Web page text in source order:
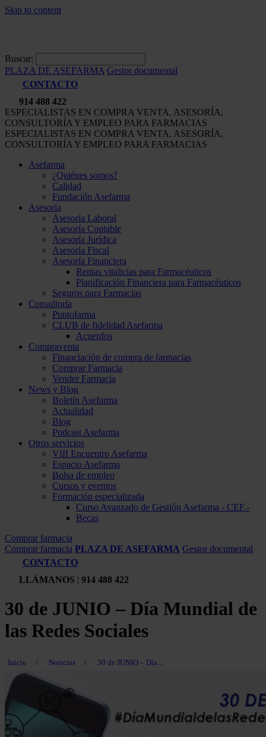
Skip to content
Buscar:
PLAZA DE ASEFARMA Gestor documental
CONTACTO
914 488 422
ESPECIALISTAS EN COMPRA VENTA, ASESORÍA,
CONSULTORÍA Y EMPLEO PARA FARMACIAS
ESPECIALISTAS EN COMPRA VENTA, ASESORÍA,
CONSULTORÍA Y EMPLEO PARA FARMACIAS
Asefarma
¿Quiénes somos?
Calidad
Fundación Asefarma
Asesoría
Asesoría Laboral
Asesoría Contable
Asesoría Jurídica
Asesoría Fiscal
Asesoría Financiera
Rentas vitalicias para Farmacéuticos
Planificación Financiera para Farmacéuticos
Seguros para Farmacias
Consultoría
Puntofarma
CLUB de fidelidad Asefarma
Acuerdos
Compraventa
Financiación de compra de farmacias
Comprar Farmacia
Vender Farmacia
News y Blog
Boletín Asefarma
Actualidad
Blog
Podcast Asefarma
Otros servicios
VIII Encuentro Asefarma
Espacio Asefarma
Bolsa de empleo
Cursos y eventos
Formación especializada
Curso Avanzado de Gestión Asefarma - CEF.-
Becas
Comprar farmacia
Comprar farmacia PLAZA DE ASEFARMA Gestor documental
CONTACTO
LLÁMANOS | 914 488 422
30 de JUNIO – Día Mundial de
las Redes Sociales
Inicio / Noticias / 30 de JUNIO – Día...